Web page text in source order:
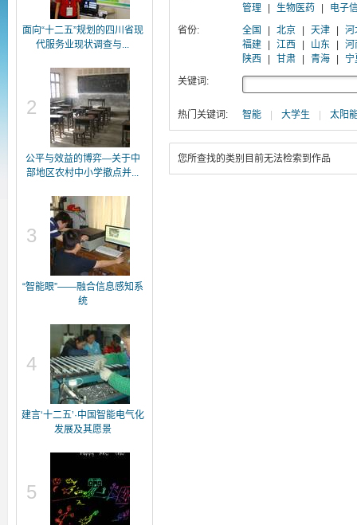
面向“十二五”规划的四川省现
代服务业现状调查与...
2
公平与效益的博弈—关于中
部地区农村中小学撤点并...
3
“智能眼”——融合信息感知系
统
4
建言‘十二五’·中国智能电气化
发展及其愿景
5
管理
生物医药
电子
省份:
全国 北京 天津
河
福建
江西 山东
河
陕西
甘肃 青海
宁
关键词:
热门关键词: 智能 大学生 太阳
您所查找的类别目前无法检索到作品